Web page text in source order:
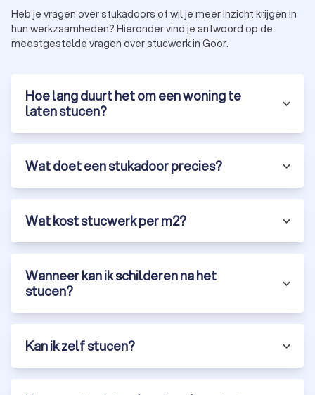
Heb je vragen over stukadoors of wil je meer inzicht krijgen in
hun werkzaamheden? Hieronder vind je antwoord op de
meestgestelde vragen over stucwerk in Goor.
Hoe lang duurt het om een woning te
laten stucen?
Wat doet een stukadoor precies?
Wat kost stucwerk per m2?
Wanneer kan ik schilderen na het
stucen?
Kan ik zelf stucen?